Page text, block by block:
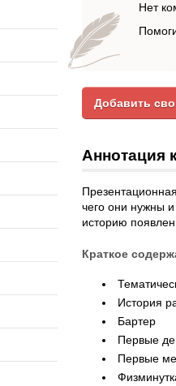
Нет
Добавить
Аннотация
чего они нужны
историю
Краткое
История
Бартер
Первые
Первые